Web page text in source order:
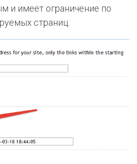
и имеет ограничение по
страниц.